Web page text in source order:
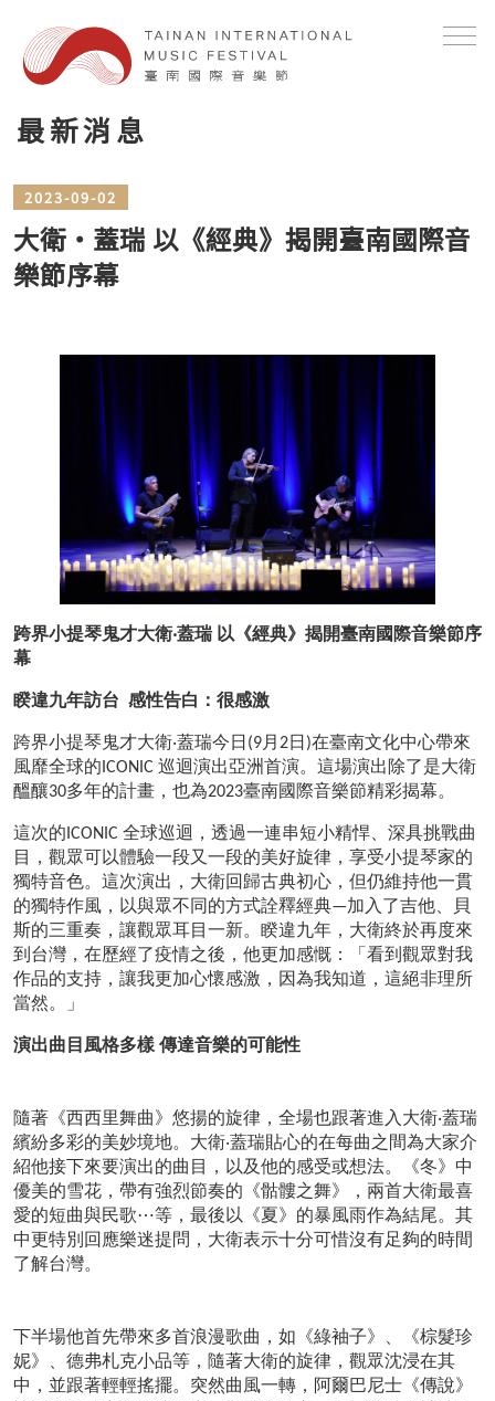
最新消息
2023-09-02
大衛‧蓋瑞 以《經典》揭開臺南國際音
樂節序幕
跨界小提琴鬼才大衛‧蓋瑞 以《經典》揭開臺南國際音樂節序
幕
睽違九年訪台  感性告白：很感激
跨界小提琴鬼才大衛‧蓋瑞今日(9月2日)在臺南文化中心帶來
風靡全球的ICONIC 巡迴演出亞洲首演。這場演出除了是大衛
醞釀30多年的計畫，也為2023臺南國際音樂節精彩揭幕。
這次的ICONIC 全球巡迴，透過一連串短小精悍、深具挑戰曲
目，觀眾可以體驗一段又一段的美好旋律，享受小提琴家的
獨特音色。這次演出，大衛回歸古典初心，但仍維持他一貫
的獨特作風，以與眾不同的方式詮釋經典—加入了吉他、貝
斯的三重奏，讓觀眾耳目一新。睽違九年，大衛終於再度來
到台灣，在歷經了疫情之後，他更加感慨：「看到觀眾對我
作品的支持，讓我更加心懷感激，因為我知道，這絕非理所
當然。」
演出曲目風格多樣 傳達音樂的可能性
隨著《西西里舞曲》悠揚的旋律，全場也跟著進入大衛‧蓋瑞
繽紛多彩的美妙境地。大衛‧蓋瑞貼心的在每曲之間為大家介
紹他接下來要演出的曲目，以及他的感受或想法。《冬》中
優美的雪花，帶有強烈節奏的《骷髏之舞》，兩首大衛最喜
愛的短曲與民歌⋯等，最後以《夏》的暴風雨作為結尾。其
中更特別回應樂迷提問，大衛表示十分可惜沒有足夠的時間
了解台灣。
下半場他首先帶來多首浪漫歌曲，如《綠袖子》、《棕髮珍
妮》、德弗札克小品等，隨著大衛的旋律，觀眾沈浸在其
中，並跟著輕輕搖擺。突然曲風一轉，阿爾巴尼士《傳說》